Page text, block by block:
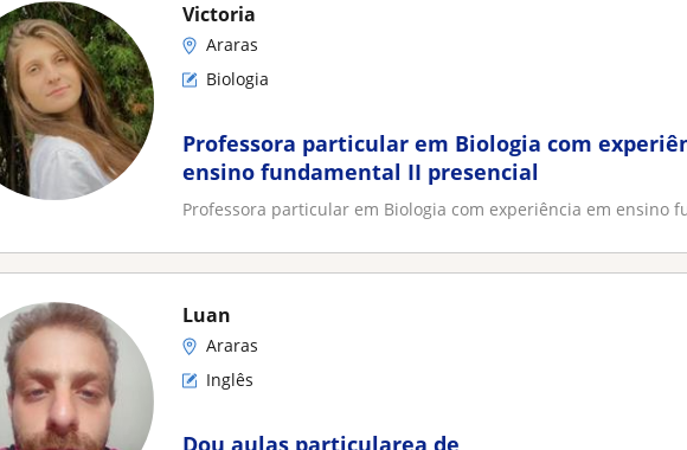
Victoria
Araras
Biologia
Professora particular em Biologia com
ensino fundamental II presencial
Professora particular em Biologia com experiência em ensino
Luan
Araras
Inglês
Dou aulas particularea de